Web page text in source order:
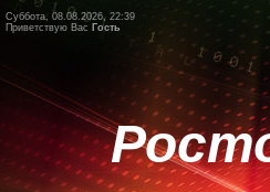
Суббота, 08.08.2026, 22:39
Приветствую Вас Гость